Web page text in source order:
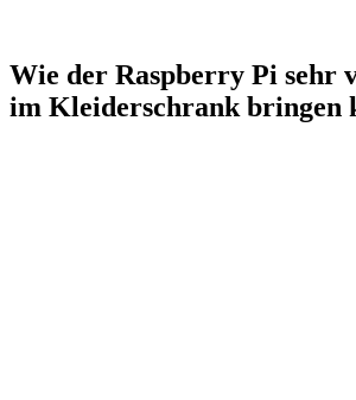
Wie der Raspberry Pi sehr
im Kleiderschrank bringen